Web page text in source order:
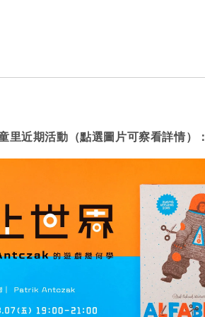
里近期活動（點選圖片可察看詳情）：